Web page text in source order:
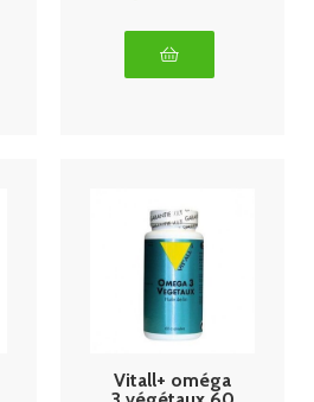
Vitall+ oméga